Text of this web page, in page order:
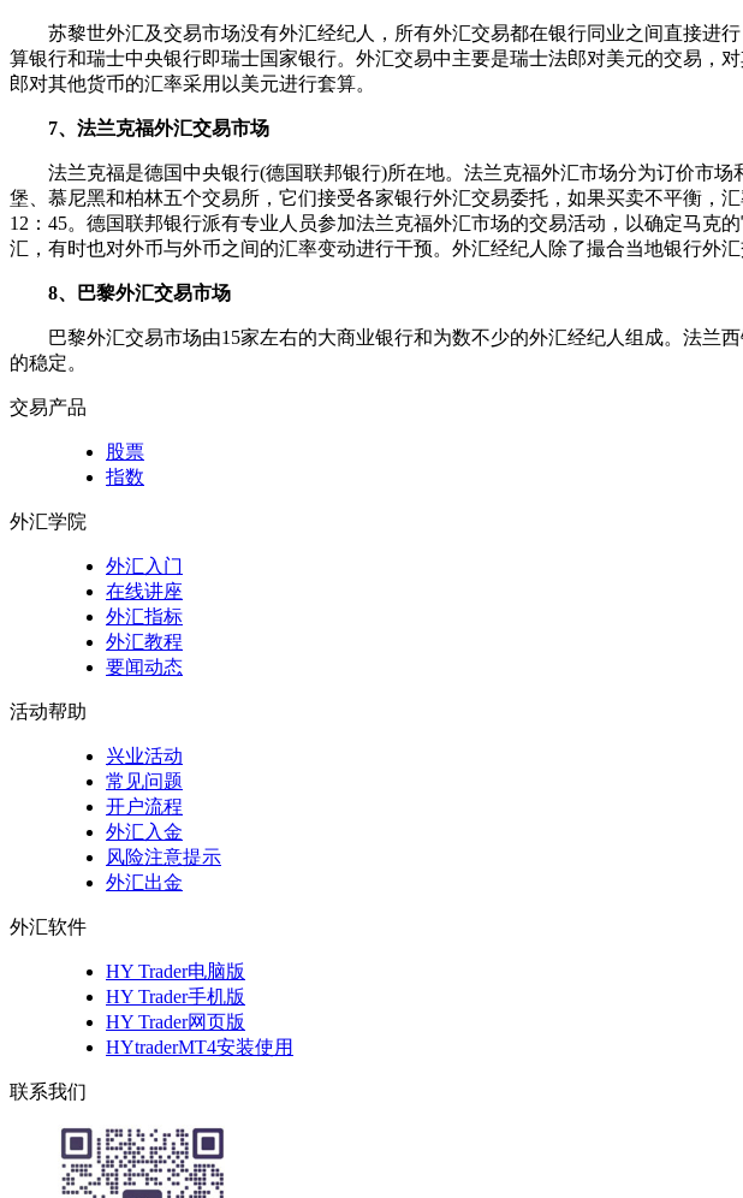
苏黎世外汇及交易市场没有外汇经纪人，所有外汇交易都在银行同业之间直接进
算银行和瑞士中央银行即瑞士国家银行。外汇交易中主要是瑞士法郎对美元的交易，
郎对其他货币的汇率采用以美元进行套算。
7、法兰克福外汇交易市场
法兰克福是德国中央银行(德国联邦银行)所在地。法兰克福外汇市场分为订价市
堡、慕尼黑和柏林五个交易所，它们接受各家银行外汇交易委托，如果买卖不平衡，
12：45。德国联邦银行派有专业人员参加法兰克福外汇市场的交易活动，以确定马克
汇，有时也对外币与外币之间的汇率变动进行干预。外汇经纪人除了撮合当地银行外
8、巴黎外汇交易市场
巴黎外汇交易市场由15家左右的大商业银行和为数不少的外汇经纪人组成。法
的稳定。
交易产品
股票
指数
外汇学院
外汇入门
在线讲座
外汇指标
外汇教程
要闻动态
活动帮助
兴业活动
常见问题
开户流程
外汇入金
风险注意提示
外汇出金
外汇软件
HY Trader电脑版
HY Trader手机版
HY Trader网页版
HYtraderMT4安装使用
联系我们